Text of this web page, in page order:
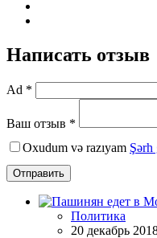
Написать отзыв
Ad *
Ваш отзыв *
Oxudum və razıyam Şərh
Отправить
Политика
20 декабрь